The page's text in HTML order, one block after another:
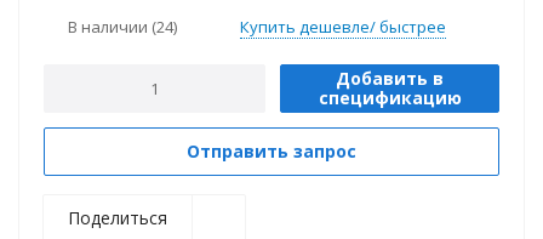
В наличии (24) Купить дешевле/ быстрее
Добавить в
спецификацию
Отправить запрос
Поделиться